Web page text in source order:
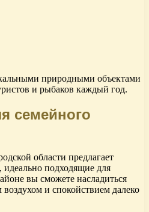
природными объектами
и рыбаков каждый год.
семейного
области предлагает
идеально подходящие для
вы сможете насладиться
и спокойствием далеко